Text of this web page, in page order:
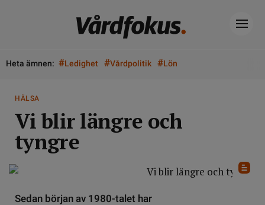
Heta ämnen: #Ledighet #Vårdpolitik #Lön
HÄLSA
Vi blir längre och
tyngre
Sedan början av 1980-talet har